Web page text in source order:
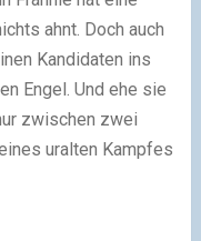
ahnt. Doch auch
Kandidaten ins
Engel. Und ehe sie
zwischen zwei
uralten Kampfes